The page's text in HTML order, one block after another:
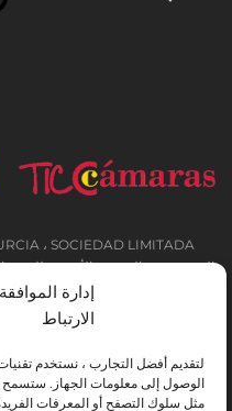
إدارة
الارتباط
لتقديم أفضل التجارب ، نستخدم
الوصول إلى معلومات الجهاز. ستسمح
مثل سلوك التصفح أو المعرفات
المستفيد من الصندوق الأوروبي للتنمية
تكنولوجيا المعلومات والاتصالات
التالية: التواجد عبر الإنترنت من خلال